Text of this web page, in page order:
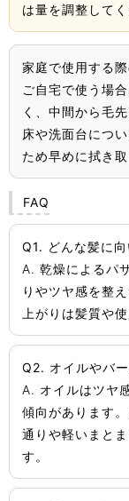
は量を調整してく
家庭で使用する
ご自宅で使う場
く、中間から毛
床や洗面台につ
ため早めに拭き取
FAQ
Q1. どんな髪に
A. 乾燥によるパ
りやツヤ感を整
上がりは髪質や
Q2. オイルやバ
A. オイルはツヤ
傾向があります
通りや軽いまと
す。